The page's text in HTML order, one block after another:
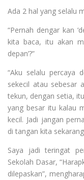
Ada 2 hal yang selalu
“Pernah dengar kan
kita baca, itu akan
depan’?”
“Aku selalu percaya
sekecil atau sebesar
tekun, dengan setia,
yang besar itu kalau
kecil. Jadi jangan
di tangan kita
Saya jadi teringat
Sekolah Dasar,
dilepaskan”,